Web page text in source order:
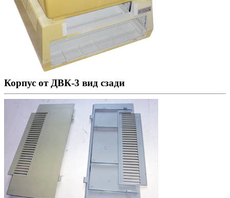
Корпус от ДВК-3 вид сзади